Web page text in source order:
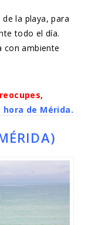
la playa, para
todo el día.
con ambiente
hora de Mérida.